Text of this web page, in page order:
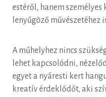
estéről, hanem
lenyűgöző művészetéhez
A műhelyhez nincs
lehet kapcsolódni,
egyet a nyáresti kert
kreatív érdeklődőt, aki